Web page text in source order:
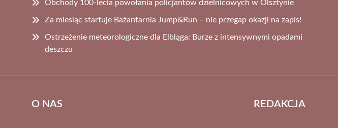
Obchody 100-lecia powołania policjantów dzielnicowych w Olsztynie
Za miesiąc startuje Bażantarnia Jump&Run – nie przegap okazji na zapis!
Ostrzeżenie meteorologiczne dla Elbląga: Burze z intensywnymi opadami
deszczu
O NAS REDAKCJA